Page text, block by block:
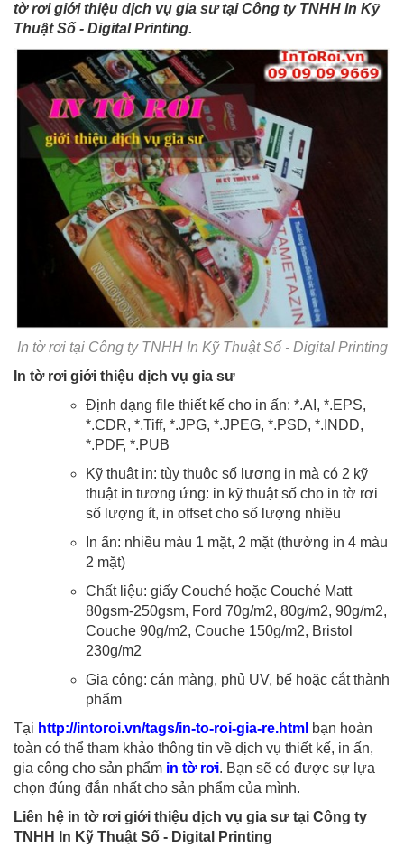
tờ rơi giới thiệu dịch vụ gia sư tại Công ty TNHH In Kỹ
Thuật Số - Digital Printing.
In tờ rơi tại Công ty TNHH In Kỹ Thuật Số - Digital Printing
In tờ rơi giới thiệu dịch vụ gia sư
Định dạng file thiết kế cho in ấn: *.AI, *.EPS,
*.CDR, *.Tiff, *.JPG, *.JPEG, *.PSD, *.INDD,
*.PDF, *.PUB
Kỹ thuật in: tùy thuộc số lượng in mà có 2 kỹ
thuật in tương ứng: in kỹ thuật số cho in tờ rơi
số lượng ít, in offset cho số lượng nhiều
In ấn: nhiều màu 1 mặt, 2 mặt (thường in 4 màu
2 mặt)
Chất liệu: giấy Couché hoặc Couché Matt
80gsm-250gsm, Ford 70g/m2, 80g/m2, 90g/m2,
Couche 90g/m2, Couche 150g/m2, Bristol
230g/m2
Gia công: cán màng, phủ UV, bế hoặc cắt thành
phẩm
Tại http://intoroi.vn/tags/in-to-roi-gia-re.html bạn hoàn
toàn có thể tham khảo thông tin về dịch vụ thiết kế, in ấn,
gia công cho sản phẩm in tờ rơi. Bạn sẽ có được sự lựa
chọn đúng đắn nhất cho sản phẩm của mình.
Liên hệ in tờ rơi giới thiệu dịch vụ gia sư tại Công ty
TNHH In Kỹ Thuật Số - Digital Printing